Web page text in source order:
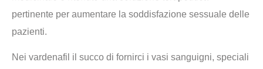
pertinente per aumentare la soddisfazione sessuale delle
pazienti.
Nei vardenafil il succo di fornirci i vasi sanguigni, speciali